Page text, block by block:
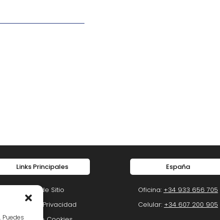
Links Principales
Mapa de Sitio
Política de Privacidad
España
Oficina: +34 933 656 705
Celular: +34 607 200 905